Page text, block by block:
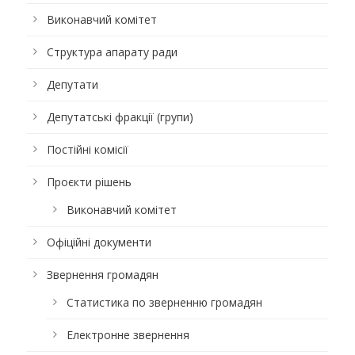
Виконавчий комітет
Структура апарату ради
Депутати
Депутатські фракції (групи)
Постійні комісії
Проєкти рішень
Виконавчий комітет
Офіційні документи
Звернення громадян
Статистика по зверненню громадян
Електронне звернення